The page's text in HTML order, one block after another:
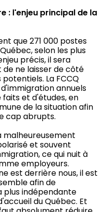
: l'enjeu principal de la
que 271 000 postes
selon les plus
précis, il sera
ne laisser de côté
La FCCQ
annuels
et d'études, en
de la situation afin
cap abrupts.
malheureusement
et souvent
ce qui nuit à
employeurs.
est derrière nous, il est
afin de
plus indépendante
du Québec. Et